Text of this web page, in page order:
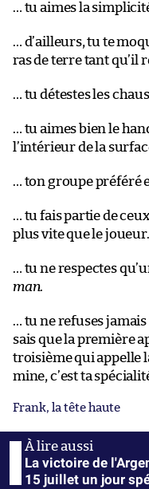
… tu aimes la
… d’ailleurs, tu te
ras de terre tant qu’il
… tu détestes les
… tu aimes bien le
l’intérieur de la
… ton groupe préféré
… tu fais partie de
plus vite que le joueur.
… tu ne respectes
man.
… tu ne refuses
sais que la première
troisième qui appelle
mine, c’est ta
Frank, la tête haute
La victoire de
15 juillet un jour